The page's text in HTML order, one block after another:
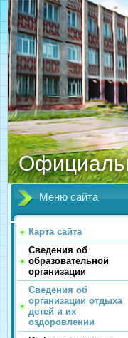
Меню сайта
Карта сайта
Сведения об
образовательной
организации
Сведения об
организации отдыха
детей и их
оздоровлении